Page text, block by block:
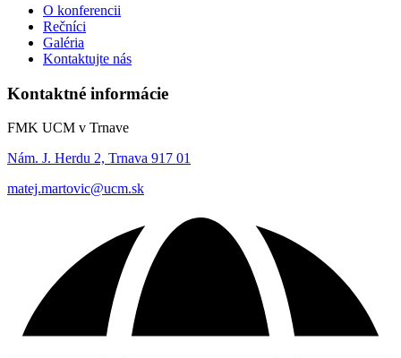
O konferencii
Rečníci
Galéria
Kontaktujte nás
Kontaktné informácie
FMK UCM v Trnave
Nám. J. Herdu 2, Trnava 917 01
matej.martovic@ucm.sk